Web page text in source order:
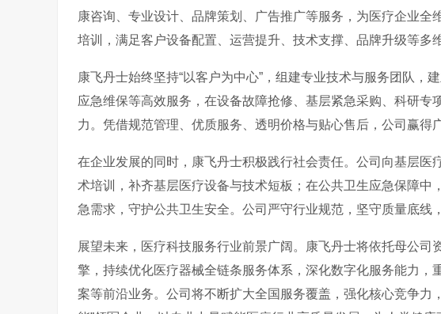
康咨询、专业设计、品牌策划、广告推广等服务，为医疗企业全
培训，满足客户设备配置、运营提升、技术支撑、品牌升级等多
康飞丹士始终坚持“以客户为中心”，组建专业技术与服务团队，
应急维保等高效服务，在设备故障抢修、基层紧急采购、科研专
力。凭借规范管理、优质服务、透明价格与贴心售后，公司赢得
在企业发展的同时，康飞丹士积极践行社会责任。公司向基层医
术培训，补齐基层医疗设备与技术短板；在公共卫生应急保障中
急需求，守护公共卫生安全。公司严守行业规范，坚守质量底线
展望未来，医疗科技服务行业前景广阔。康飞丹士将依托母公司
擎，持续优化医疗器械全链条服务体系，深化数字化服务能力，
案等前沿业务。公司将不断扩大全国服务覆盖，强化核心竞争力